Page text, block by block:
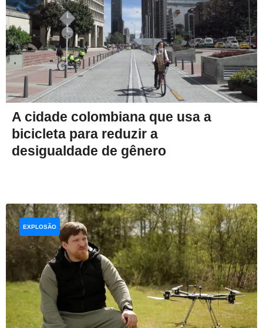
A cidade colombiana que usa a
bicicleta para reduzir a
desigualdade de gênero
EXPLOSÃO